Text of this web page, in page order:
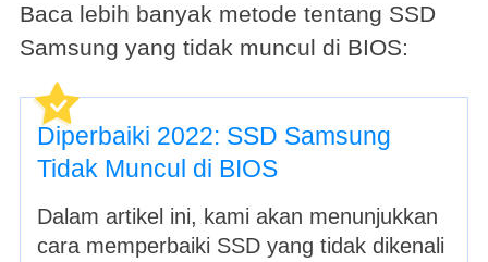
Baca lebih banyak metode tentang SSD
Samsung yang tidak muncul di BIOS:
Diperbaiki 2022: SSD Samsung
Tidak Muncul di BIOS
Dalam artikel ini, kami akan menunjukkan
cara memperbaiki SSD yang tidak dikenali